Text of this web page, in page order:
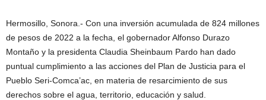
Hermosillo, Sonora.- Con una inversión acumulada de 824 millones
de pesos de 2022 a la fecha, el gobernador Alfonso Durazo
Montaño y la presidenta Claudia Sheinbaum Pardo han dado
puntual cumplimiento a las acciones del Plan de Justicia para el
Pueblo Seri-Comca’ac, en materia de resarcimiento de sus
derechos sobre el agua, territorio, educación y salud.